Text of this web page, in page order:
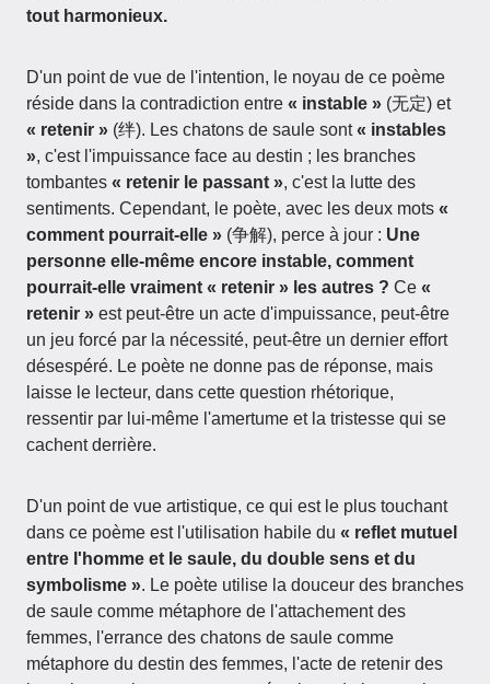
tout harmonieux.
D'un point de vue de l'intention, le noyau de ce poème
réside dans la contradiction entre « instable » (无定) et
« retenir » (绊). Les chatons de saule sont« instables
», c'est l'impuissance face au destin ; les branches
tombantes « retenir le passant », c'est la lutte des
sentiments. Cependant, le poète, avec les deux mots «
comment pourrait-elle » (争解), perce à jour : Une
personne elle-même encore instable, comment
pourrait-elle vraiment « retenir » les autres ? Ce «
retenir » est peut-être un acte d'impuissance, peut-être
un jeu forcé par la nécessité, peut-être un dernier effort
désespéré. Le poète ne donne pas de réponse, mais
laisse le lecteur, dans cette question rhétorique,
ressentir par lui-même l'amertume et la tristesse qui se
cachent derrière.
D'un point de vue artistique, ce qui est le plus touchant
dans ce poème est l'utilisation habile du « reflet mutuel
entre l'homme et le saule, du double sens et du
symbolisme ». Le poète utilise la douceur des branches
de saule comme métaphore de l'attachement des
femmes, l'errance des chatons de saule comme
métaphore du destin des femmes, l'acte de retenir des